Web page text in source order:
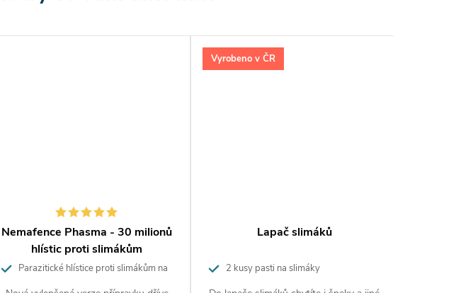
v
Nemafence Phasma - 30 milionů
hlístic proti slimákům
Parazitické hlístice proti slimákům na
Vyrobeno v ČR
Lapač slimáků
2 kusy pasti na slimáky